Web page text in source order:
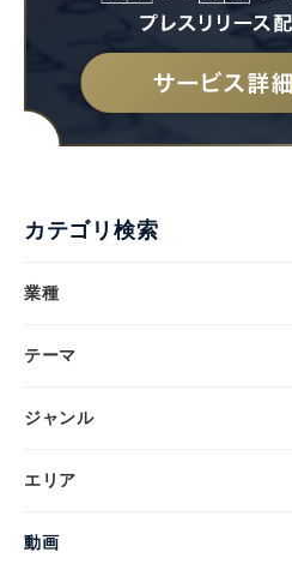
カテゴリ検索
業種
テーマ
ジャンル
エリア
動画